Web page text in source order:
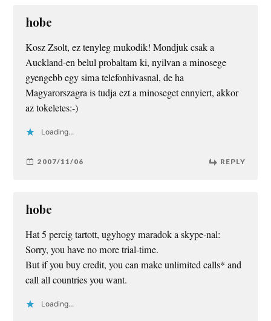
hobe
Kosz Zsolt, ez tenyleg mukodik! Mondjuk csak a
Auckland-en belul probaltam ki, nyilvan a minosege
gyengebb egy sima telefonhivasnal, de ha
Magyarorszagra is tudja ezt a minoseget ennyiert, akkor
az tokeletes:-)
Loading...
2007/11/06 REPLY
hobe
Hat 5 percig tartott, ugyhogy maradok a skype-nal:
Sorry, you have no more trial-time.
But if you buy credit, you can make unlimited calls* and
call all countries you want.
Loading...